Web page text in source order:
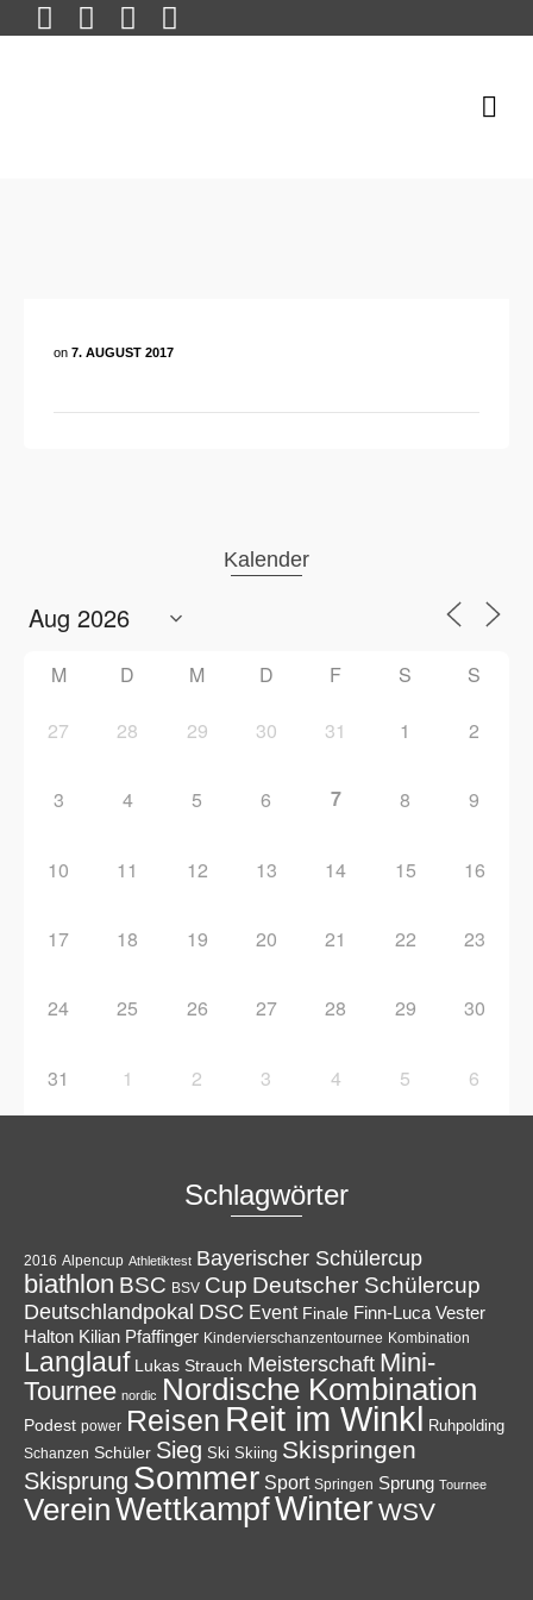
on 7. AUGUST 2017
Kalender
M D M D F S S
27 28 29 30 31 1 2
3 4 5 6 7 8 9
10 11 12 13 14 15 16
17 18 19 20 21 22 23
24 25 26 27 28 29 30
31 1 2 3 4 5 6
Schlagwörter
2016 Alpencup Athletiktest Bayerischer Schülercup
biathlon BSC BSV Cup Deutscher Schülercup
Deutschlandpokal DSC Event Finale Finn-Luca Vester
Halton Kilian Pfaffinger Kindervierschanzentournee Kombination
Langlauf Lukas Strauch Meisterschaft Mini-
Tournee nordic Nordische Kombination
Podest power Reisen Reit im Winkl Ruhpolding
Schanzen Schüler Sieg Ski Skiing Skispringen
Skisprung Sommer Sport Springen Sprung Tournee
VereinWettkampfWinterWSV